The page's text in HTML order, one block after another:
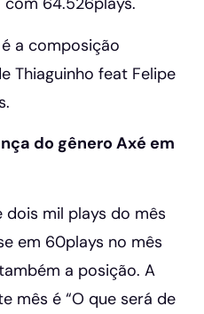
a composição
Thiaguinho feat Felipe
do gênero Axé em
mil plays do mês
em 60plays no mês
a posição. A
mês é “O que será de